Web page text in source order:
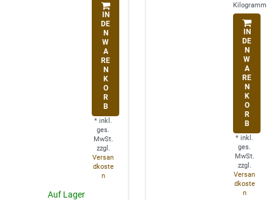
IN
DE
N
W
A
RE
N
K
O
R
B
* inkl.
ges.
MwSt.
zzgl.
Versan
dkoste
n
Auf Lager
Kilogramm
IN
DE
N
W
A
RE
N
K
O
R
B
* inkl.
ges.
MwSt.
zzgl.
Versan
dkoste
n